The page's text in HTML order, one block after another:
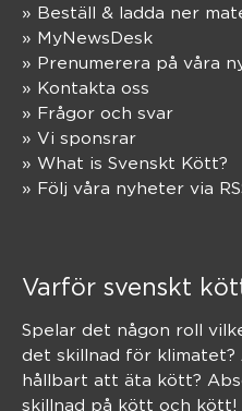
» Beställ & ladda ner
» MyNewsDesk
» Prenumerera på våra
» Kontakta oss
» Frågor och svar
» Vi sponsrar
» What is Svenskt Kött?
» Följ våra nyheter via
Varför svenskt
Spelar det någon roll
det skillnad för
hållbart att äta kött?
skillnad på kött och kött!